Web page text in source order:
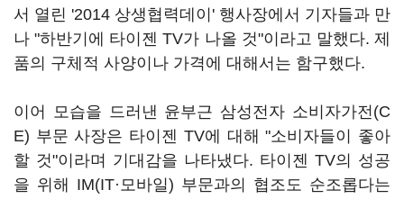
서 열린 '2014 상생협력데이' 행사장에서 기자들과 만
나 "하반기에 타이젠 TV가 나올 것"이라고 말했다. 제
품의 구체적 사양이나 가격에 대해서는 함구했다.
이어 모습을 드러낸 윤부근 삼성전자 소비자가전(C
E) 부문 사장은 타이젠 TV에 대해 "소비자들이 좋아
할 것"이라며 기대감을 나타냈다. 타이젠 TV의 성공
을 위해 IM(IT·모바일) 부문과의 협조도 순조롭다는